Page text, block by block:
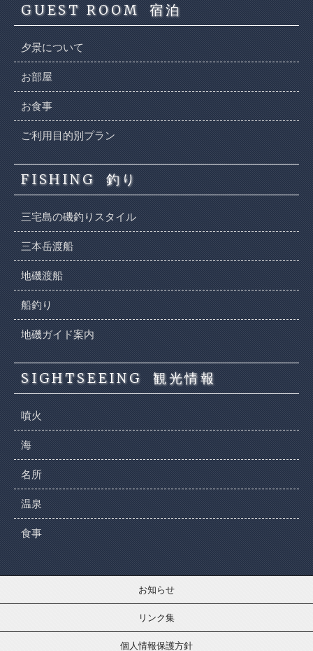
GUEST ROOM 宿泊
夕景について
お部屋
お食事
ご利用目的別プラン
FISHING 釣り
三宅島の磯釣りスタイル
三本岳渡船
地磯渡船
船釣り
地磯ガイド案内
SIGHTSEEING 観光情報
噴火
海
名所
温泉
食事
お知らせ
リンク集
個人情報保護方針